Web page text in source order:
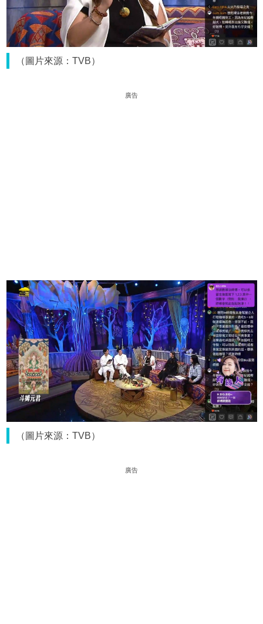
（圖片來源：TVB）
廣告
（圖片來源：TVB）
廣告